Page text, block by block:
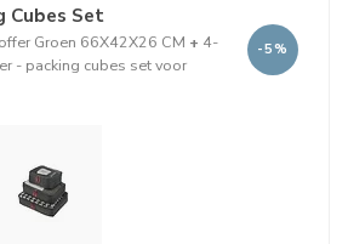
Cubes Set
Groen 66X42X26 CM + 4-
- packing cubes set voor
-5%